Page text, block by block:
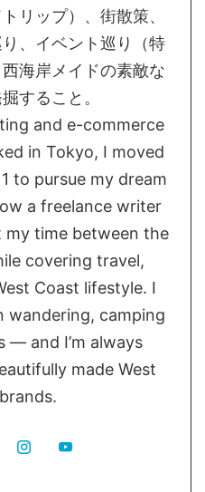
リップ）、街散策、
、イベント巡り（特
海岸メイドの素敵な
すること。
and e-commerce
in Tokyo, I moved
to pursue my dream
a freelance writer
my time between the
covering travel,
Coast lifestyle. I
wandering, camping
— and I’m always
made West